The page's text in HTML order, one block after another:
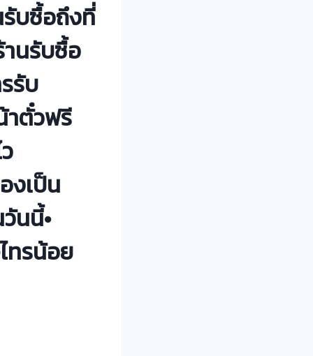
รับซื้อถึงที่
นรับซื้อ
รับ
าตั๋วฟรี
งเป็น
นนี้•
ทรน้อย